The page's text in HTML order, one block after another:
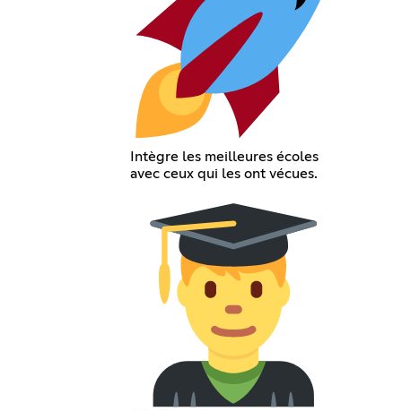
Intègre les meilleures écoles
avec ceux qui les ont vécues.